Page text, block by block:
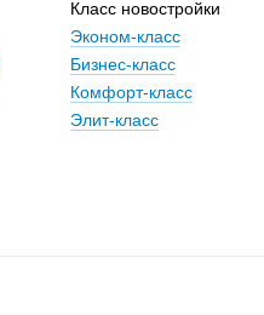
Класс новостройки
Эконом-класс
Бизнес-класс
Комфорт-класс
Элит-класс